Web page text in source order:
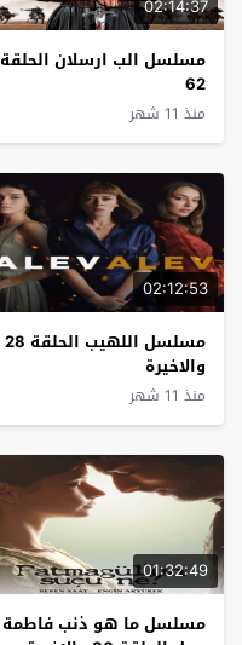
02:14:37
مسلسل الب ارسلان الحلقة
62
منذ 11 شهر
02:12:53
مسلسل اللهيب الحلقة 28
والاخيرة
منذ 11 شهر
01:32:49
مسلسل ما هو ذنب فاطمة